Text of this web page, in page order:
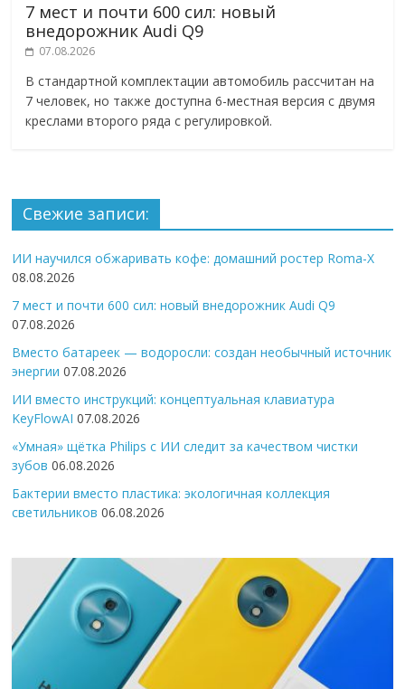
7 мест и почти 600 сил: новый
внедорожник Audi Q9
07.08.2026
В стандартной комплектации автомобиль рассчитан на
7 человек, но также доступна 6-местная версия с двумя
креслами второго ряда с регулировкой.
Свежие записи:
ИИ научился обжаривать кофе: домашний ростер Roma-X
08.08.2026
7 мест и почти 600 сил: новый внедорожник Audi Q9
07.08.2026
Вместо батареек — водоросли: создан необычный источник
энергии 07.08.2026
ИИ вместо инструкций: концептуальная клавиатура
KeyFlowAI 07.08.2026
«Умная» щётка Philips с ИИ следит за качеством чистки
зубов 06.08.2026
Бактерии вместо пластика: экологичная коллекция
светильников 06.08.2026